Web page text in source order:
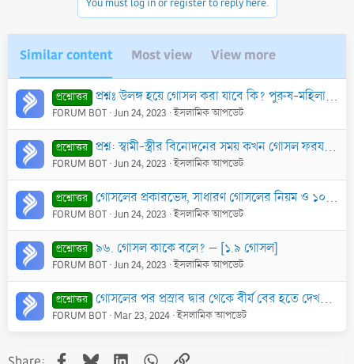
You must log in or register to reply here.
Similar content Most view View more
প্রশ্নোত্তর প্রশ্নঃ উলঙ্গ হয়ে গোসল করা যাবে কি? পুরুষ-মহিলা উলঙ্গ গোসলের ক্ষেত্রে ইসলাম কি বলে?
FORUM BOT Jun 24, 2023 ইসলামিক আপডেট
প্রশ্নোত্তর প্রশ্ন: স্বামী-স্ত্রীর বিনোদনের সময় কখন গোসল ফরয হয় আর কখন হয় না?
FORUM BOT Jun 24, 2023 ইসলামিক আপডেট
প্রশ্নোত্তর গোসলের প্রকারভেদ, সাধারণ গোসলের নিয়ম ও ১০টি ইসলামি আদব
FORUM BOT Jun 24, 2023 ইসলামিক আপডেট
প্রশ্নোত্তর ৯৬. গোসল কাকে বলে? – [১.৯ গোসল]
FORUM BOT Jun 24, 2023 ইসলামিক আপডেট
প্রশ্নোত্তর গোসলের পর প্রস্রাব দ্বার থেকে বীর্য বের হতে দেখলে কি পুনরায় গোসল করতে হবে?
FORUM BOT Mar 23, 2024 ইসলামিক আপডেট
Facebook
BlueskyLinkedInWhatsApp
Link